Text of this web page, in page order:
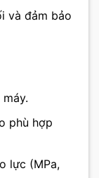
và đảm bảo
phù hợp
lực (MPa,